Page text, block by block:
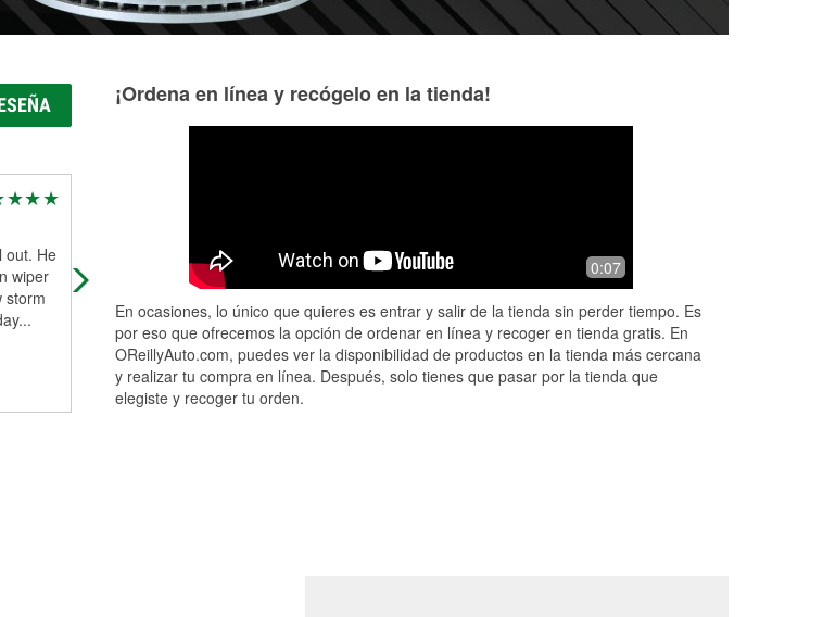
out. He
wiper
storm
...
Helpful staff and good prices. Always
have good experiences here
(Translated by Google) The staff were
very friendly. (Original) Muy amable el
¡Ordena en línea y recógelo en la tienda!
0:07
En ocasiones, lo único que quieres es entrar y salir de la tienda sin perder tiempo. Es
por eso que ofrecemos la opción de ordenar en línea y recoger en tienda gratis. En
OReillyAuto.com, puedes ver la disponibilidad de productos en la tienda más cercana
y realizar tu compra en línea. Después, solo tienes que pasar por la tienda que
elegiste y recoger tu orden.